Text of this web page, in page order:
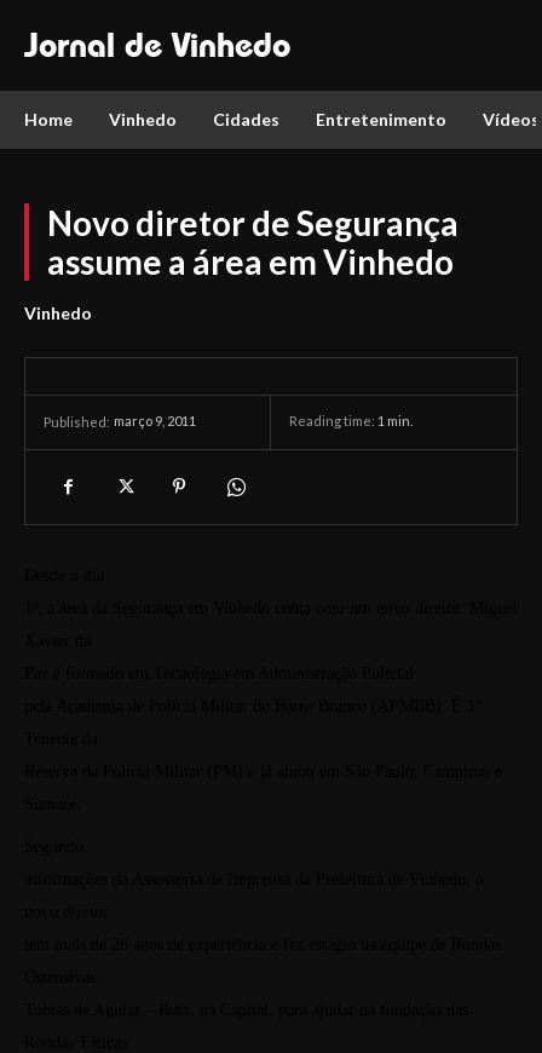
Jornal de Vinhedo
Home Vinhedo Cidades Entretenimento Vídeos
Novo diretor de Segurança
assume a área em Vinhedo
Vinhedo
Published: março 9, 2011 Reading time: 1 min.